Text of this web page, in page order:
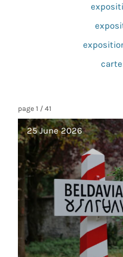
page 1 / 41
25 June 2026